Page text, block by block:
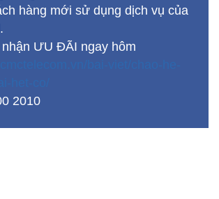
hàng mới sử dụng dịch vụ của
ƯU ĐÃI ngay hôm
2010